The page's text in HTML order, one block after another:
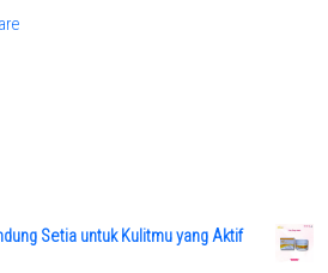
Setia untuk Kulitmu yang Aktif